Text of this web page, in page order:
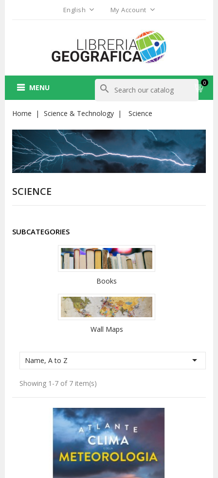
English My Account
0
MENU search
Home Science & Technology Science
SCIENCE
SUBCATEGORIES
Books
Wall Maps
Name, A to Z 
Showing 1-7 of 7 item(s)